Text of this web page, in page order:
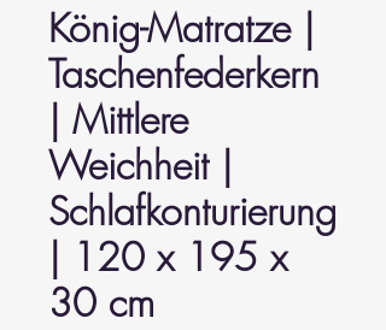
König-Matratze |
Taschenfederkern
| Mittlere
Weichheit |
Schlafkonturierung
| 120 x 195 x
30 cm